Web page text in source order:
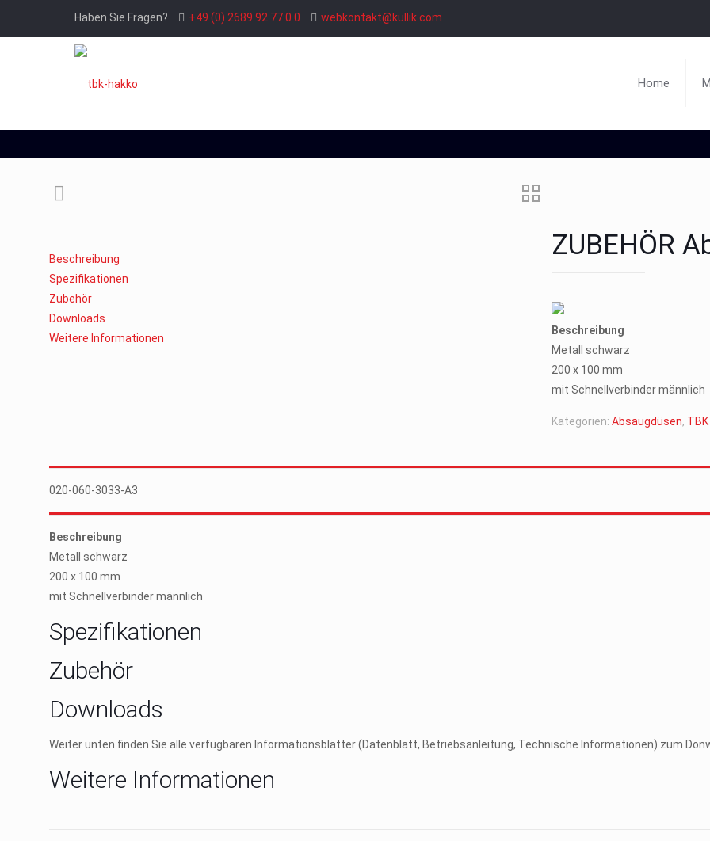
Haben Sie Fragen? +49 (0) 2689 92 77 0 0 webkontakt@kullik.com
Home
ZUBEHÖR
Beschreibung
Metall schwarz
200 x 100 mm
mit Schnellverbinder männlich
Kategorien:Absaugdüsen,
Beschreibung
Spezifikationen
Zubehör
Downloads
Weitere Informationen
020-060-3033-A3
Beschreibung
Metall schwarz
200 x 100 mm
mit Schnellverbinder männlich
Spezifikationen
Zubehör
Downloads
Weiter unten finden Sie alle verfügbaren Informationsblätter (Datenblatt, Betriebsanleitung, Technische Informationen) zum
Weitere Informationen